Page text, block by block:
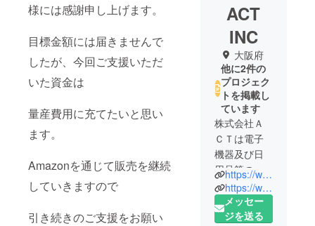
様には感謝申し上げます。
目標金額には届きませんで
したが、今回ご支援いただ
いた資金は
量産費用に充てたいと思い
ます。
Amazonを通じて販売を継続
していきますので
引き続きのご支援をお願い
ACT
INC
大阪府
他に2件の
プロジェク
トを掲載し
ています
株式会社Ａ
ＣＴは電子
機器及び日
用品等の開
発・販売を
行うベン
チャー企業
https://www.amazon.co.jp/dp/B0BSL6HGP1
https://www.youtube.com/@BOLCATOR
メッセー
ジを送る